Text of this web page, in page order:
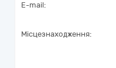
E-mail:
Місцезнаходження: